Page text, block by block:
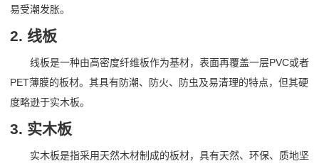
易受潮发胀。
2. 线板
线板是一种由高密度纤维板作为基材，表面再覆盖一层PVC或者
PET薄膜的板材。其具有防潮、防火、防虫及易清理的特点，但其硬
度略逊于实木板。
3. 实木板
实木板是指采用天然木材制成的板材，具有天然、环保、质地坚